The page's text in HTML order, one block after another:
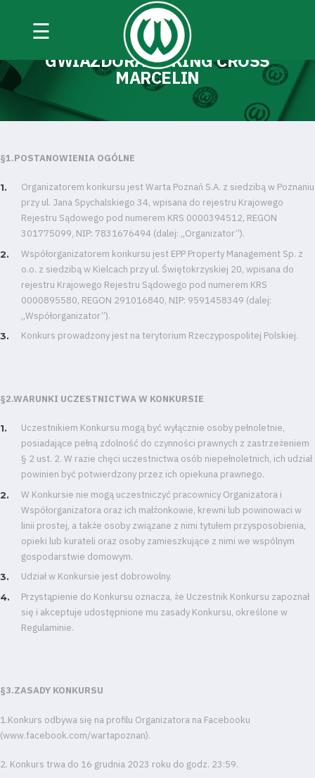
☰
REGULAMIN KONKURSU „LIST DO
GWIAZDORA” Z KING CROSS
MARCELIN
§1.POSTANOWIENIA OGOLNE
Organizatorem konkursu jest Warta Poznań S.A. z siedzibą w Poznaniu
przy ul. Jana Spychalskiego 34, wpisana do rejestru Krajowego
Rejestru Sądowego pod numerem KRS 0000394512, REGON
301775099, NIP: 7831676494 (dalej: „Organizator”).
Współorganizatorem konkursu jest EPP Property Management Sp. z
o.o. z siedzibą w Kielcach przy ul. Świętokrzyskiej 20, wpisana do
rejestru Krajowego Rejestru Sądowego pod numerem KRS
0000895580, REGON 291016840, NIP: 9591458349 (dalej:
„Współorganizator”).
Konkurs prowadzony jest na terytorium Rzeczypospolitej Polskiej.
§2.WARUNKI UCZESTNICTWA W KONKURSIE
Uczestnikiem Konkursu mogą być wyłącznie osoby pełnoletnie,
posiadające pełną zdolność do czynności prawnych z zastrzeżeniem
§ 2 ust. 2. W razie chęci uczestnictwa osób niepełnoletnich, ich udział
powinien być potwierdzony przez ich opiekuna prawnego.
W Konkursie nie mogą uczestniczyć pracownicy Organizatora i
Współorganizatora oraz ich małżonkowie, krewni lub powinowaci w
linii prostej, a także osoby związane z nimi tytułem przysposobienia,
opieki lub kurateli oraz osoby zamieszkujące z nimi we wspólnym
gospodarstwie domowym.
Udział w Konkursie jest dobrowolny.
Przystąpienie do Konkursu oznacza, że Uczestnik Konkursu zapoznał
się i akceptuje udostępnione mu zasady Konkursu, określone w
Regulaminie.
§3.ZASADY KONKURSU
1.Konkurs odbywa się na profilu Organizatora na Facebooku
(www.facebook.com/wartapoznan).
2. Konkurs trwa do 16 grudnia 2023 roku do godz. 23:59.